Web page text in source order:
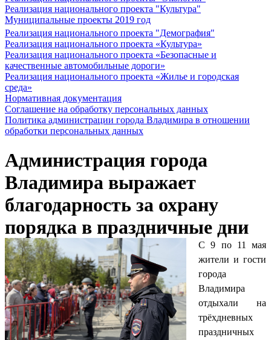
Реализация национального проекта "Культура"
Муниципальные проекты 2019 год
Реализация национального проекта "Демография"
Реализация национального проекта «Культура»
Реализация национального проекта «Безопасные и
качественные автомобильные дороги»
Реализация национального проекта «Жилье и городская
среда»
Нормативная документация
Соглашение на обработку персональных данных
Политика администрации города Владимира в отношении
обработки персональных данных
Администрация города
Владимира выражает
благодарность за охрану
порядка в праздничные дни
С 9 по 11 мая
жители и гости
города
Владимира
отдыхали на
трёхдневных
праздничных